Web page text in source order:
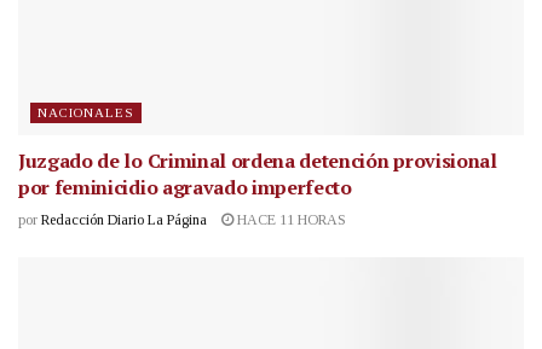
NACIONALES
Juzgado de lo Criminal ordena detención provisional
por feminicidio agravado imperfecto
por Redacción Diario La Página HACE 11 HORAS